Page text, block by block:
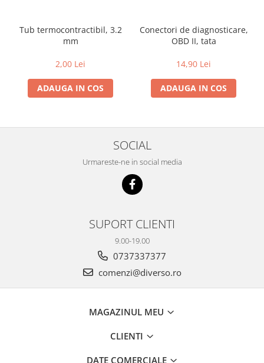
Tub termocontractibil, 3.2
mm
2,00 Lei
ADAUGA IN COS
Conectori de diagnosticare,
OBD II, tata
14,90 Lei
ADAUGA IN COS
SOCIAL
Urmareste-ne in social media
SUPORT CLIENTI
9.00-19.00
0737337377
comenzi@diverso.ro
MAGAZINUL MEU
CLIENTI
DATE COMERCIALE